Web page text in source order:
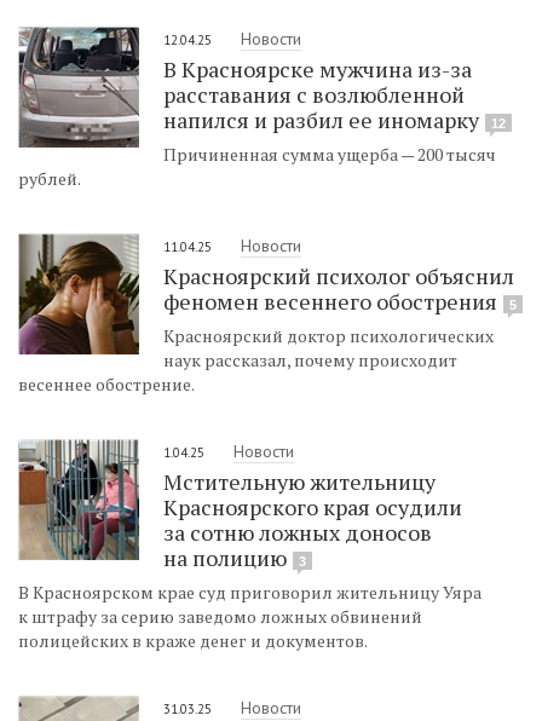
12.04.25 Новости
В Красноярске мужчина из-за
расставания с возлюбленной
напился и разбил ее иномарку
12
Причиненная сумма ущерба — 200 тысяч
рублей.
11.04.25 Новости
Красноярский психолог объяснил
феномен весеннего обострения
5
Красноярский доктор психологических
наук рассказал, почему происходит
весеннее обострение.
1.04.25 Новости
Мстительную жительницу
Красноярского края осудили
за сотню ложных доносов
на полицию
3
В Красноярском крае суд приговорил жительницу Уяра
к штрафу за серию заведомо ложных обвинений
полицейских в краже денег и документов.
31.03.25 Новости